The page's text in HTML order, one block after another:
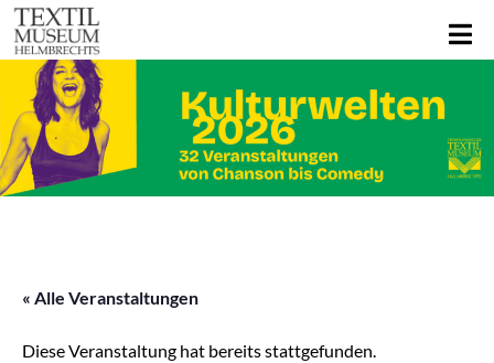
« Alle Veranstaltungen
Diese Veranstaltung hat bereits stattgefunden.